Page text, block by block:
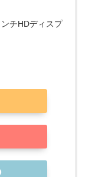
チHDディスプ